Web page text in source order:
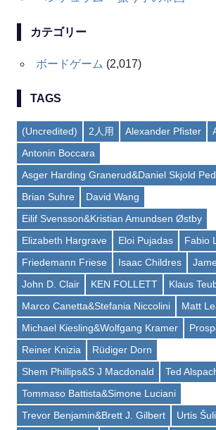
カテゴリー
ボードゲーム (2,017)
TAGS
(Uncredited) 2人用 Alexander Pfister
Antonin Boccara
Asger Harding Granerud&Daniel Skjold
Brian Suhre
David Wang
Eilif Svensson&Kristian Amundsen Østby
Elizabeth Hargrave
Eloi Pujadas
Fabio
Friedemann Friese
Isaac Childres
John D. Clair
KEN FOLLETT
Klaus
Marco Canetta&Stefania Niccolini
Matt
Michael Kiesling&Wolfgang Kramer
Reiner Knizia
Rüdiger Dorn
Shem Phillips&S J Macdonald
Ted
Tommaso Battista&Simone Luciani
Trevor Benjamin&Brett J. Gilbert
Urtis